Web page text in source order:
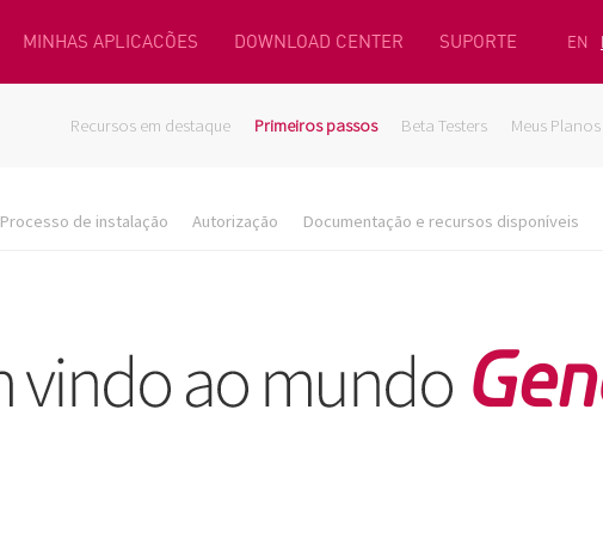
MINHAS APLICACÕES DOWNLOAD CENTER SUPORTE EN
Recursos em destaque Primeiros passos Beta Testers Meus Planos
Processo de instalação Autorização Documentação e recursos disponíveis